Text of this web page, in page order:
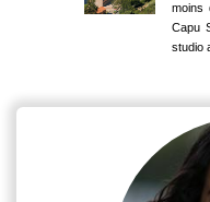
moins
Capu
studio
moins
Capu
studio